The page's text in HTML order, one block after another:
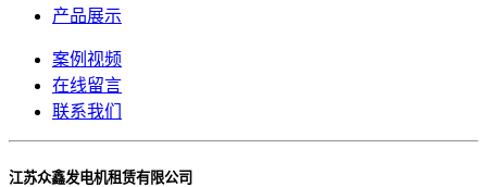
产品展示
案例视频
在线留言
联系我们
江苏众鑫发电机租赁有限公司